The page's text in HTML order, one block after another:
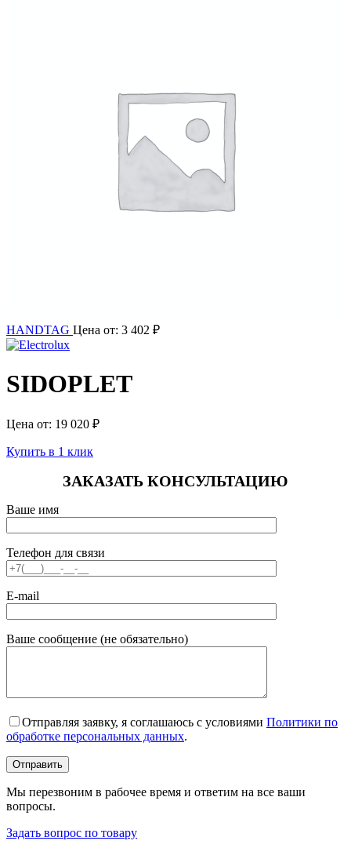
HANDTAG Цена от: 3 402 ₽
SIDOPLЕT
Цена от: 19 020 ₽
Купить в 1 клик
ЗАКАЗАТЬ КОНСУЛЬТАЦИЮ
Ваше имя
Телефон для связи
E-mail
Ваше сообщение (не обязательно)
Отправляя заявку, я соглашаюсь с условиями Политики по
обработке персональных данных.
Мы перезвоним в рабочее время и ответим на все ваши
вопросы.
Задать вопрос по товару